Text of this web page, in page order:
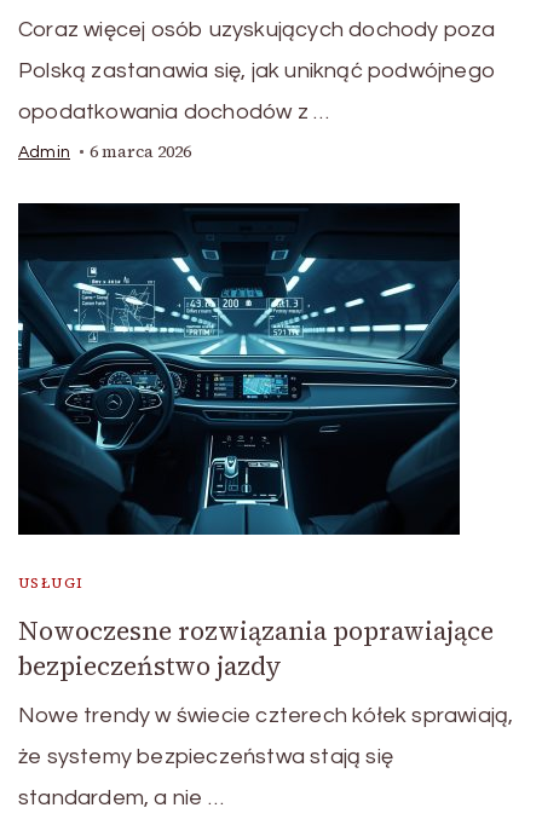
Coraz więcej osób uzyskujących dochody poza
Polską zastanawia się, jak uniknąć podwójnego
opodatkowania dochodów z …
Admin 6 marca 2026
USŁUGI
Nowoczesne rozwiązania poprawiające
bezpieczeństwo jazdy
Nowe trendy w świecie czterech kółek sprawiają,
że systemy bezpieczeństwa stają się
standardem, a nie …